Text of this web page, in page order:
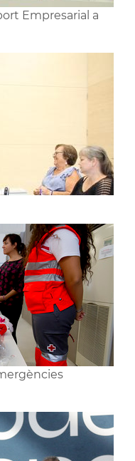
Empresarial a